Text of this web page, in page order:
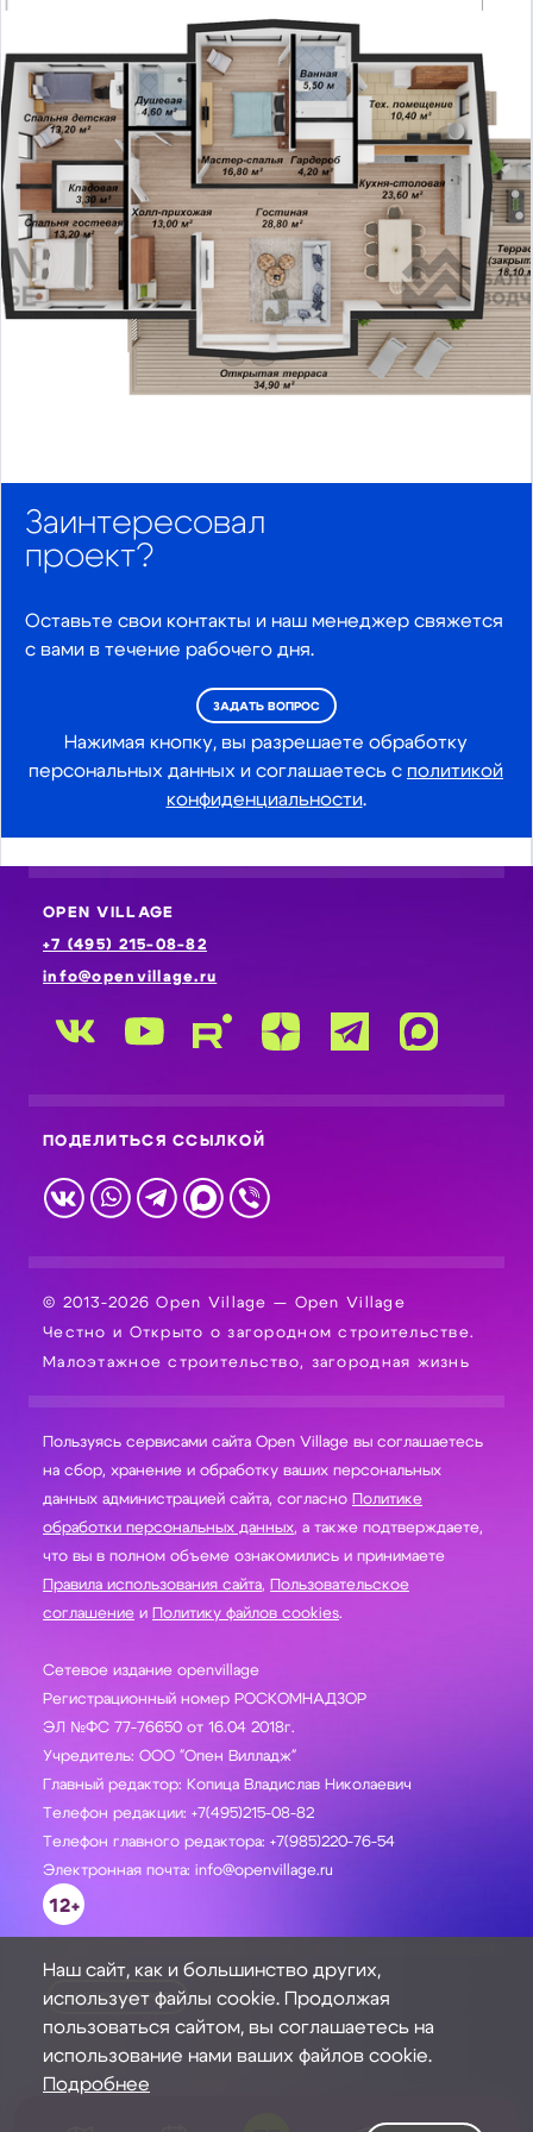
Заинтересовал
проект?
Оставьте свои контакты и наш менеджер свяжется
с вами в течение рабочего дня.
ЗАДАТЬ ВОПРОС
Нажимая кнопку, вы разрешаете обработку
персональных данных и соглашаетесь с политикой
конфиденциальности.
OPEN VILLAGE
+7 (495) 215-08-82
info@openvillage.ru
ПОДЕЛИТЬСЯ ССЫЛКОЙ
© 2013-2026 Open Village — Open Village
Честно и Открыто о загородном строительстве.
Малоэтажное строительство, загородная жизнь
Пользуясь сервисами сайта Open Village вы соглашаетесь
на сбор, хранение и обработку ваших персональных
данных администрацией сайта, согласно Политике
обработки персональных данных, а также подтверждаете,
что вы в полном объеме ознакомились и принимаете
Правила использования сайта, Пользовательское
соглашение и Политику файлов cookies.
Сетевое издание openvillage
Регистрационный номер РОСКОМНАДЗОР
ЭЛ №ФС 77-76650 от 16.04 2018г.
Учредитель: ООО "Опен Вилладж"
Главный редактор: Копица Владислав Николаевич
Телефон редакции: +7(495)215-08-82
Телефон главного редактора: +7(985)220-76-54
Электронная почта: info@openvillage.ru
12+
ЗАДАТЬ ВОПРОС
Наш сайт, как и большинство других,
использует файлы cookie. Продолжая
пользоваться сайтом, вы соглашаетесь на
использование нами ваших файлов cookie.
Подробнее